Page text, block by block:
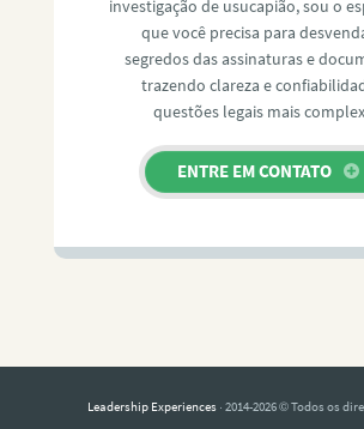
investigação de usucapião, sou o
que você precisa para
segredos das assinaturas e
trazendo clareza e
questões legais mais
ENTRE EM CONTATO
Leadership Experiences · 2014-2026 © Todos os